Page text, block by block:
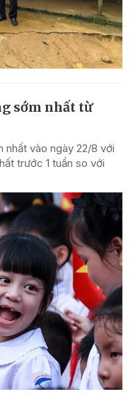
sớm nhất từ
vào ngày 22/8 với
trước 1 tuần so với